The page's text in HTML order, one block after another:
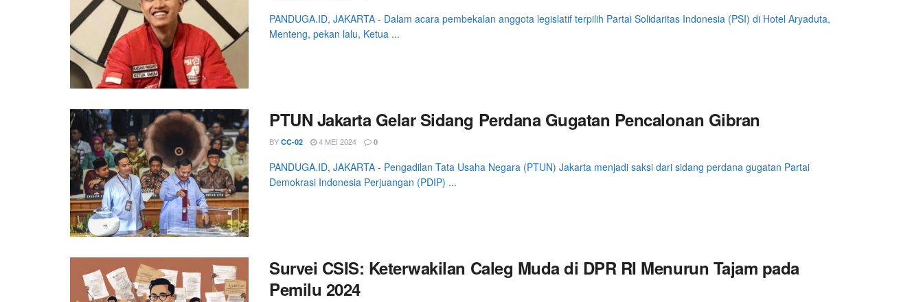
PANDUGA.ID, JAKARTA - Dalam acara pembekalan anggota legislatif terpilih Partai Solidaritas Indonesia (PSI) di Hotel Aryaduta,
Menteng, pekan lalu, Ketua ...
PTUN Jakarta Gelar Sidang Perdana Gugatan Pencalonan Gibran
BY CC-02 4 MEI 2024 0
PANDUGA.ID, JAKARTA - Pengadilan Tata Usaha Negara (PTUN) Jakarta menjadi saksi dari sidang perdana gugatan Partai
Demokrasi Indonesia Perjuangan (PDIP) ...
Survei CSIS: Keterwakilan Caleg Muda di DPR RI Menurun Tajam pada
Pemilu 2024